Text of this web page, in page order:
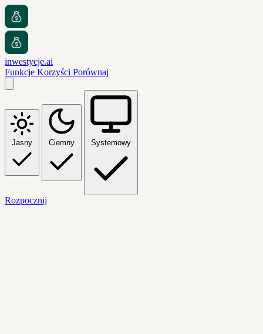
inwestycje.ai
Funkcje Korzyści Porównaj
Jasny Ciemny Systemowy
Rozpocznij